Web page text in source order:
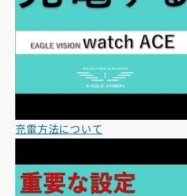
充電方法について